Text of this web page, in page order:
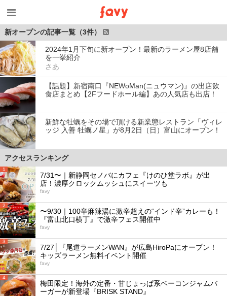
新オープンの記事一覧（3件）
2024年1月下旬に新オープン！最新のラーメン屋8店舗
を一挙紹介
さあ
【話題】新宿南口『NEWoMan(ニュウマン)』の出店飲
食店まとめ【2Fフードホール編】あの人気店も出店！
新鮮な牡蠣をその場で頂ける新業態レストラン「ヴィレ
ッジ 入善 牡蠣ノ星」が8月2日（日）富山にオープン！
アクセスランキング
1
7/31〜｜新静岡セノバにカフェ『けのひ堂ラボ』が出
店！濃厚クロックムッシュにスイーツも
favy
2
〜9/30｜100辛麻辣湯に激辛超えの“インド辛”カレーも！
『富山北口横丁』で激辛フェス開催中
favy
3
7/27│『尾道ラーメンWAN』が広島HiroPaにオープン！
キッズラーメン無料イベント開催
favy
4
梅田限定！海外の定番・甘じょっぱ系ベーコンジャムバ
ーガーが新登場『BRISK STAND』